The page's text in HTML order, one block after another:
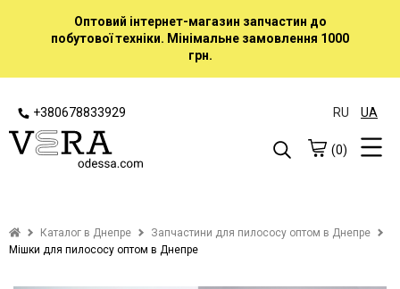
Оптовий інтернет-магазин запчастин до
побутової техніки. Мінімальне замовлення 1000
грн.
+380678833929 RU UA
(0)
Каталог в Днепре
Запчастини для пилососу оптом в Днепре
Мішки для пилососу оптом в Днепре